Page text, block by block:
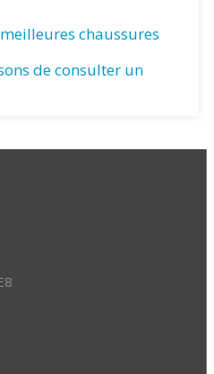
chaussures
de consulter un